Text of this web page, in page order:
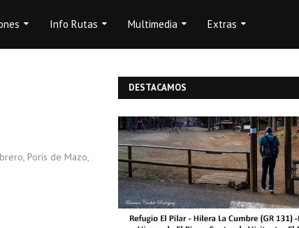
Info Rutas Multimedia Extras
Porís de Mazo,
DESTACAMOS